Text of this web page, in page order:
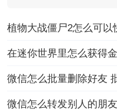
微信怎么批量删除好友
微信怎么转发别人的朋